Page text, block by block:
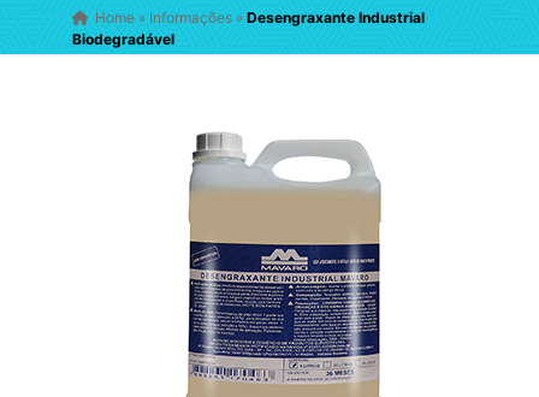
Home» Informações » Desengraxante Industrial
Biodegradável